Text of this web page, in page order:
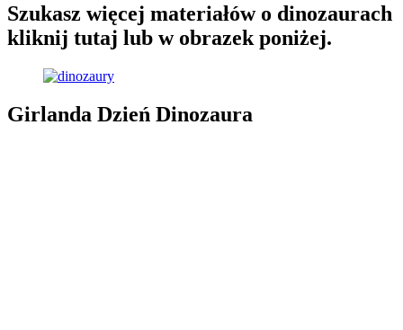
Szukasz więcej materiałów o dinozaurach
kliknij tutaj lub w obrazek poniżej.
Girlanda Dzień Dinozaura